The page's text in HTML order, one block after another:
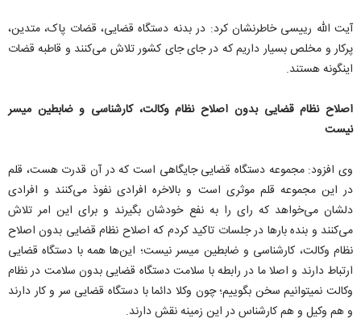
آیت الله رییسی خاطرنشان کرد: در بدنه دستگاه قضایی، قضات پاک، متدین،
پرکار و مخلص بسیار داریم که در جای جای کشور تلاش می‌کنند و قاطبه قضات
اینگونه هستند.
اصلاح نظام قضایی بدون اصلاح نظام وکالت، کارشناسی و ضابطین میسر
نیست
وی افزود: مجموعه دستگاه قضایی جایگاهی است که در آن قدرت هست، قلم
در این مجموعه قلم موثری است و بالاخره افرادی نفوذ می‌کنند و افرادی
دلشان می‌خواهد که رای را به نفع خودشان بگیرند و برای این امر تلاش
می‌کنند و بنده بار‌ها در جلسات تاکید کردم که اصلاح نظام قضایی بدون اصلاح
نظام وکالت، کارشناسی و ضابطین میسر نیست؛ این‌ها همه با دستگاه قضایی
ارتباط دارند و اصلا ما در رابطه با سلامت دستگاه قضایی بدون سلامت در نظام
وکالت نمیتوانیم سخن بگوییم؛ چون وکلا دائما با دستگاه قضایی سر و کار دارند
و هم وکیل و هم کارشناس در این زمینه نقش دارند.